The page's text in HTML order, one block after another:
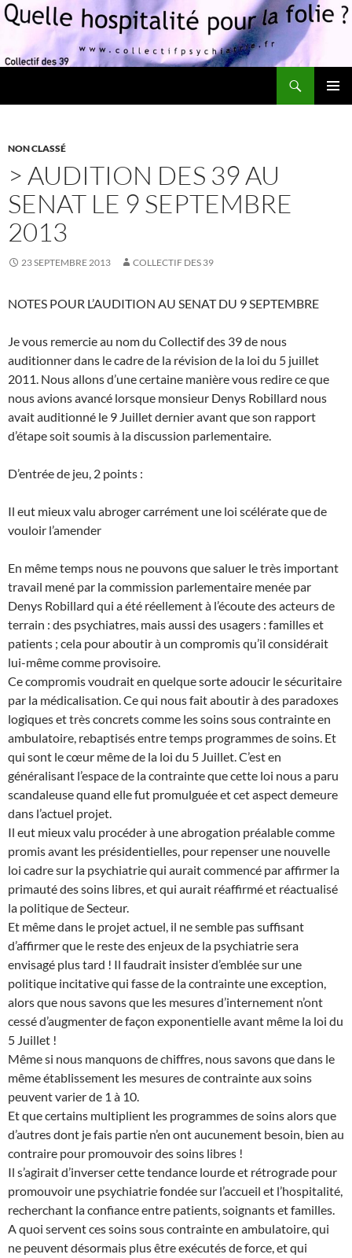
NON CLASSÉ
> AUDITION DES 39 AU
SENAT LE 9 SEPTEMBRE
2013
23 SEPTEMBRE 2013 COLLECTIF DES 39
NOTES POUR L’AUDITION AU SENAT DU 9 SEPTEMBRE
Je vous remercie au nom du Collectif des 39 de nous
auditionner dans le cadre de la révision de la loi du 5 juillet
2011. Nous allons d’une certaine manière vous redire ce que
nous avions avancé lorsque monsieur Denys Robillard nous
avait auditionné le 9 Juillet dernier avant que son rapport
d’étape soit soumis à la discussion parlementaire.
D’entrée de jeu, 2 points :
Il eut mieux valu abroger carrément une loi scélérate que de
vouloir l’amender
En même temps nous ne pouvons que saluer le très important
travail mené par la commission parlementaire menée par
Denys Robillard qui a été réellement à l’écoute des acteurs de
terrain : des psychiatres, mais aussi des usagers : familles et
patients ; cela pour aboutir à un compromis qu’il considérait
lui-même comme provisoire.
Ce compromis voudrait en quelque sorte adoucir le sécuritaire
par la médicalisation. Ce qui nous fait aboutir à des paradoxes
logiques et très concrets comme les soins sous contrainte en
ambulatoire, rebaptisés entre temps programmes de soins. Et
qui sont le cœur même de la loi du 5 Juillet. C’est en
généralisant l’espace de la contrainte que cette loi nous a paru
scandaleuse quand elle fut promulguée et cet aspect demeure
dans l’actuel projet.
Il eut mieux valu procéder à une abrogation préalable comme
promis avant les présidentielles, pour repenser une nouvelle
loi cadre sur la psychiatrie qui aurait commencé par affirmer la
primauté des soins libres, et qui aurait réaffirmé et réactualisé
la politique de Secteur.
Et même dans le projet actuel, il ne semble pas suffisant
d’affirmer que le reste des enjeux de la psychiatrie sera
envisagé plus tard ! Il faudrait insister d’emblée sur une
politique incitative qui fasse de la contrainte une exception,
alors que nous savons que les mesures d’internement n’ont
cessé d’augmenter de façon exponentielle avant même la loi du
5 Juillet !
Même si nous manquons de chiffres, nous savons que dans le
même établissement les mesures de contrainte aux soins
peuvent varier de 1 à 10.
Et que certains multiplient les programmes de soins alors que
d’autres dont je fais partie n’en ont aucunement besoin, bien au
contraire pour promouvoir des soins libres !
Il s’agirait d’inverser cette tendance lourde et rétrograde pour
promouvoir une psychiatrie fondée sur l’accueil et l’hospitalité,
recherchant la confiance entre patients, soignants et familles.
A quoi servent ces soins sous contrainte en ambulatoire, qui
ne peuvent désormais plus être exécutés de force, et qui